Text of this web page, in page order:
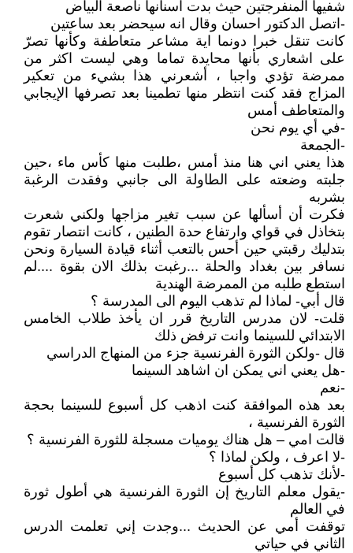
شفيها المنفرجتين حيث بدت اسنانها ناصعة البياض
-اتصل الدكتور احسان وقال انه سيحضر بعد ساعتين
كانت تنقل خبرا دونما اية مشاعر متعاطفة وكأنها تصرّ
على اشعاري بأنها محايدة تماما وهي ليست اكثر من
ممرضة تؤدي واجبا ، أشعرني هذا بشيء من تعكير
المزاج فقد كنت انتظر منها تطمينا بعد تصرفها الإيجابي
والمتعاطف أمس
-في أي يوم نحن
-الجمعة
هذا يعني اني هنا منذ أمس ،طلبت منها كأس ماء ،حين
جلبته وضعته على الطاولة الى جانبي وفقدت الرغبة
بشربه
فكرت أن أسألها عن سبب تغير مزاجها ولكني شعرت
بتخاذل في قواي وارتفاع حدة الطنين ، كانت انتصار تقوم
بتدليك رقبتي حين أحس بالتعب أثناء قيادة السيارة ونحن
نسافر بين بغداد والحلة ...رغبت بذلك الان بقوة ....لم
استطع طلبه من الممرضة الهندية
قال أبي- لماذا لم تذهب اليوم الى المدرسة ؟
قلت- لان مدرس التاريخ قرر ان يأخذ طلاب الخامس
الابتدائي للسينما وانت ترفض ذلك
قال -ولكن الثورة الفرنسية جزء من المنهاج الدراسي
-هل يعني اني يمكن ان اشاهد السينما
-نعم
بعد هذه الموافقة كنت اذهب كل أسبوع للسينما بحجة
الثورة الفرنسية ،
قالت امي – هل هناك يوميات مسجلة للثورة الفرنسية ؟
-لا اعرف ، ولكن لماذا ؟
-لأنك تذهب كل أسبوع
-يقول معلم التاريخ إن الثورة الفرنسية هي أطول ثورة
في العالم
توقفت أمي عن الحديث ...وجدت إني تعلمت الدرس
الثاني في حياتي